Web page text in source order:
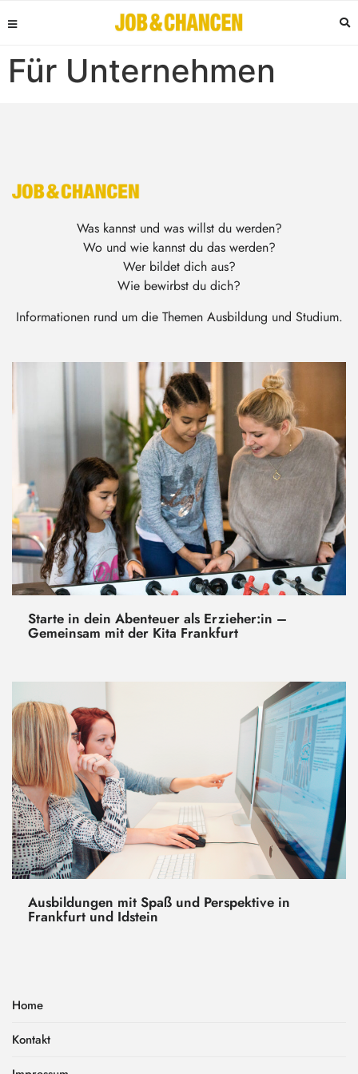
Für Unternehmen
Was kannst und was willst du werden?
Wo und wie kannst du das werden?
Wer bildet dich aus?
Wie bewirbst du dich?
Informationen rund um die Themen Ausbildung und Studium.
Starte in dein Abenteuer als Erzieher:in –
Gemeinsam mit der Kita Frankfurt
Ausbildungen mit Spaß und Perspektive in
Frankfurt und Idstein
Home
Kontakt